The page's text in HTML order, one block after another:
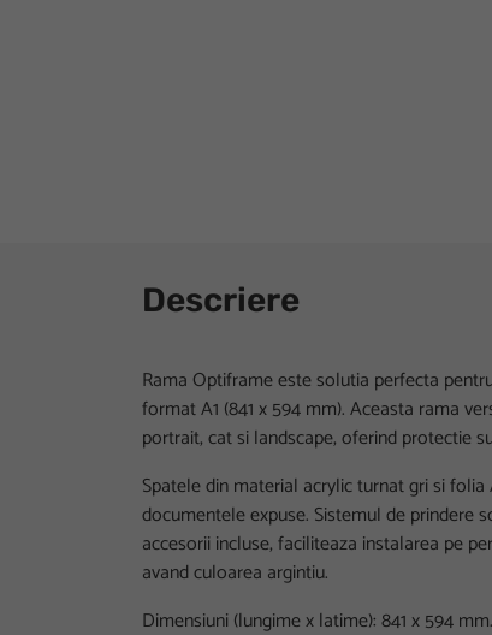
Descriere
Rama Optiframe este solutia perfecta
format A1 (841 x 594 mm). Aceasta rama
portrait, cat si landscape, oferind protectie
Spatele din material acrylic turnat gri si
documentele expuse. Sistemul de prindere
accesorii incluse, faciliteaza instalarea pe
avand culoarea argintiu.
Dimensiuni (lungime x latime): 841 x 594 mm.